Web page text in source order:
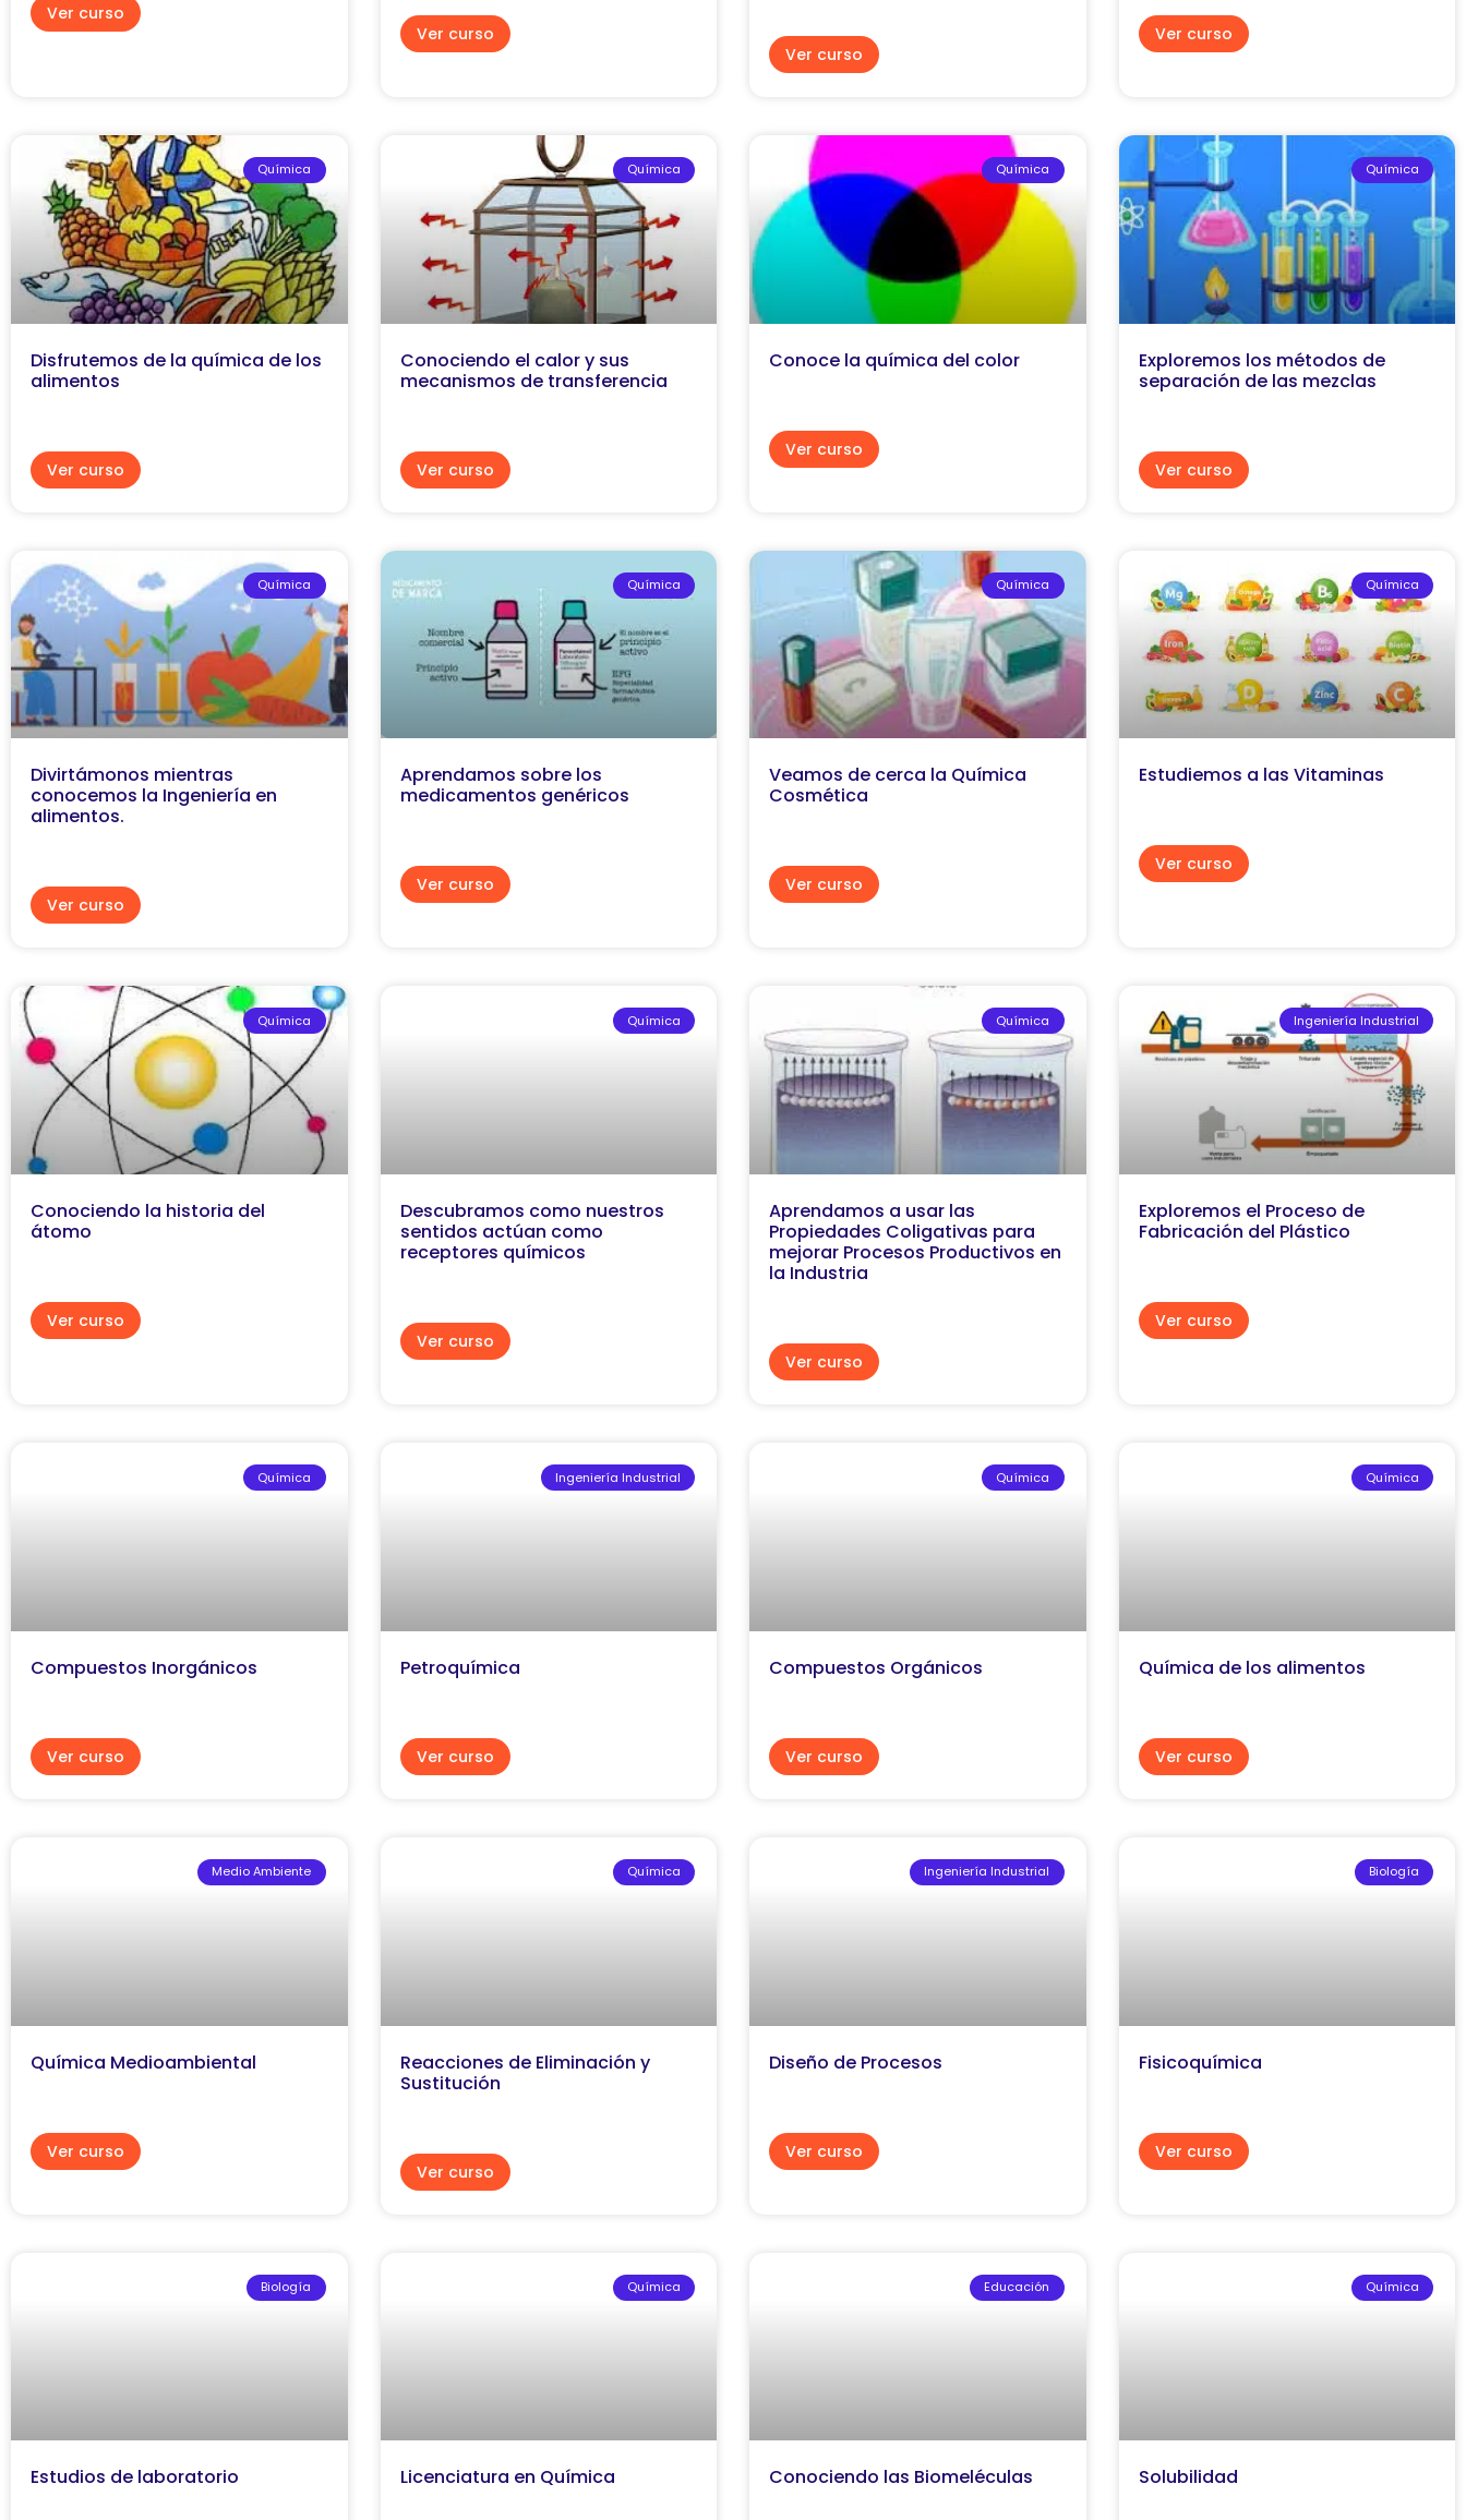
Ver curso
Ver curso
Ver curso
Ver curso
Química
Disfrutemos de la química de los
alimentos
Ver curso
Química
Conociendo el calor y sus
mecanismos de transferencia
Ver curso
Química
Conoce la química del color
Ver curso
Química
Exploremos los métodos de
separación de las mezclas
Ver curso
Química
Divirtámonos mientras
conocemos la Ingeniería en
alimentos.
Ver curso
Química
Aprendamos sobre los
medicamentos genéricos
Ver curso
Química
Veamos de cerca la Química
Cosmética
Ver curso
Química
Estudiemos a las Vitaminas
Ver curso
Química
Conociendo la historia del
átomo
Ver curso
Química
Descubramos como nuestros
sentidos actúan como
receptores químicos
Ver curso
Química
Aprendamos a usar las
Propiedades Coligativas para
mejorar Procesos Productivos en
la Industria
Ver curso
Ingeniería Industrial
Exploremos el Proceso de
Fabricación del Plástico
Ver curso
Química
Compuestos Inorgánicos
Ver curso
Ingeniería Industrial
Petroquímica
Ver curso
Química
Compuestos Orgánicos
Ver curso
Química
Química de los alimentos
Ver curso
Medio Ambiente
Química Medioambiental
Ver curso
Química
Reacciones de Eliminación y
Sustitución
Ver curso
Ingeniería Industrial
Diseño de Procesos
Ver curso
Biología
Fisicoquímica
Ver curso
Biología
Estudios de laboratorio
Química
Licenciatura en Química
Educación
Conociendo las Biomeléculas
Química
Solubilidad